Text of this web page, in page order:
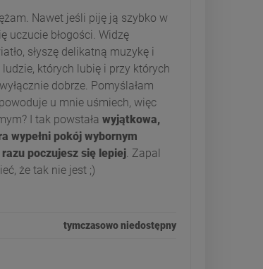
Nawet jeśli piję ją szybko w
uczucie błogości. Widzę
słyszę delikatną muzykę i
których lubię i przy których
dobrze. Pomyślałam
u mnie uśmiech, więc
I tak powstała wyjątkowa,
wypełni pokój wybornym
poczujesz się lepiej. Zapal
że tak nie jest ;)
tymczasowo niedostępny